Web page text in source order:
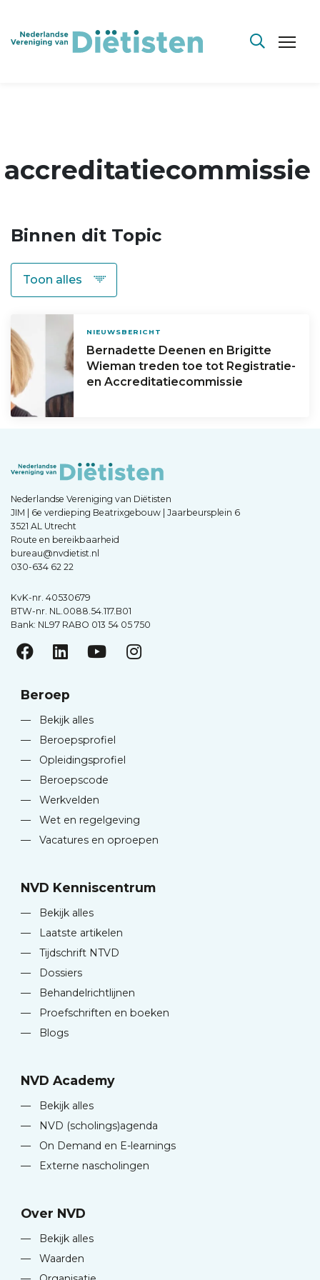
accreditatiecommissie
Binnen dit Topic
NIEUWSBERICHT
Bernadette Deenen en Brigitte
Wieman treden toe tot Registratie-
en Accreditatiecommissie
Nederlandse Vereniging van Diëtisten
JIM | 6e verdieping Beatrixgebouw | Jaarbeursplein 6
3521 AL Utrecht
Route en bereikbaarheid
bureau@nvdietist.nl
030-634 62 22
KvK-nr. 40530679
BTW-nr. NL.0088.54.117.B01
Bank: NL97 RABO 013 54 05 750
Beroep
—
Bekijk alles
—
Beroepsprofiel
—
Opleidingsprofiel
—
Beroepscode
—
Werkvelden
—
Wet en regelgeving
—
Vacatures en oproepen
NVD Kenniscentrum
—
Bekijk alles
—
Laatste artikelen
—
Tijdschrift NTVD
—
Dossiers
—
Behandelrichtlijnen
—
Proefschriften en boeken
—
Blogs
NVD Academy
—
Bekijk alles
—
NVD (scholings)agenda
—
On Demand en E-learnings
—
Externe nascholingen
Over NVD
—
Bekijk alles
—
Waarden